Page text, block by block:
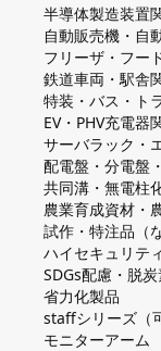
半導体製造装置
自動販売機・自
フリーザ・フー
鉄道車両・駅舎
特装・バス・ト
EV・PHV充電器
サーバラック・
配電盤・分電盤
共同溝・無電柱
農業育成資材・
試作・特注品（
ハイセキュリテ
SDGs配慮・脱
省力化製品
staffシリーズ（
モニターアーム